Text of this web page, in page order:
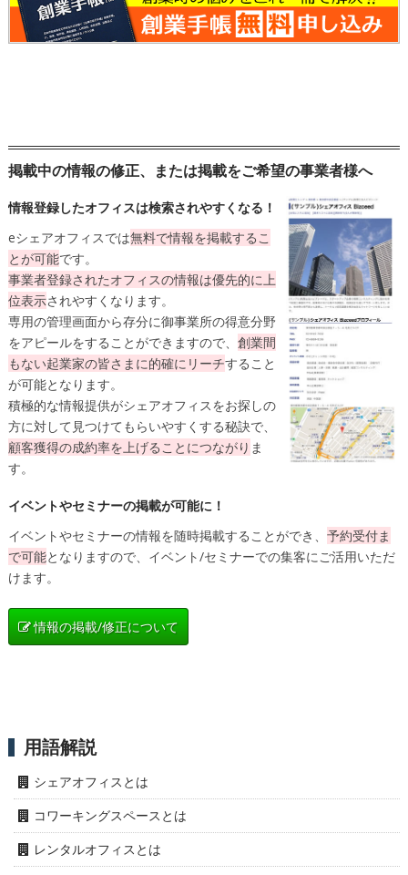
掲載中の情報の修正、または掲載をご希望の事業者様へ
情報登録したオフィスは検索されやすくなる！
eシェアオフィスでは無料で情報を掲載するこ
とが可能です。
事業者登録されたオフィスの情報は優先的に上
位表示されやすくなります。
専用の管理画面から存分に御事業所の得意分野
をアピールをすることができますので、 創業間
もない起業家の皆さまに的確にリーチすること
が可能となります。
積極的な情報提供がシェアオフィスをお探しの
方に対して見つけてもらいやすくする秘訣で、
顧客獲得の成約率を上げることにつながり ま
す。
イベントやセミナーの掲載が可能に！
イベントやセミナーの情報を随時掲載することができ、 予約受付ま
で可能となりますので、イベント/セミナーでの集客にご活用いただ
けます。
情報の掲載/修正について
用語解説
シェアオフィスとは
コワーキングスペースとは
レンタルオフィスとは